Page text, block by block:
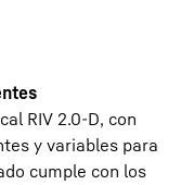
RIV 2.0-D, con
y variables para
cumple con los